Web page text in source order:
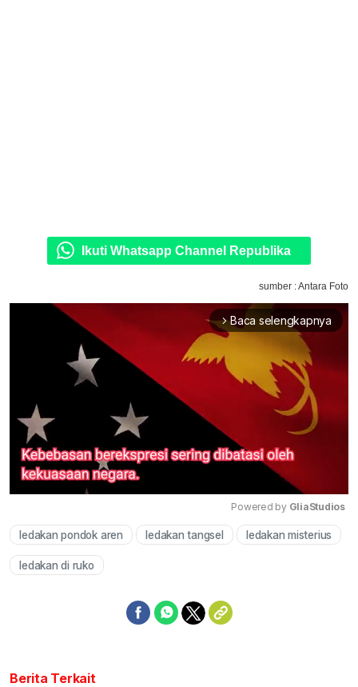
Ikuti Whatsapp Channel Republika
sumber : Antara Foto
arrow_forward_ios Baca selengkapnya
Mute
Powered by GliaStudios
ledakan pondok aren ledakan tangsel ledakan misterius
ledakan di ruko
Berita Terkait